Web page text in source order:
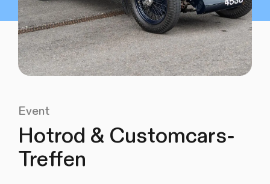
Event
Hotrod & Customcars-
Treffen